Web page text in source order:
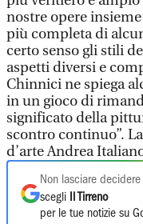
nostre opere insieme
più completa di
certo senso gli stili
aspetti diversi e
Chinnici ne spiega
in un gioco di
significato della
scontro continuo”.
d’arte Andrea
Non lasciare
scegli
Il Tirreno
per le tue notizie su